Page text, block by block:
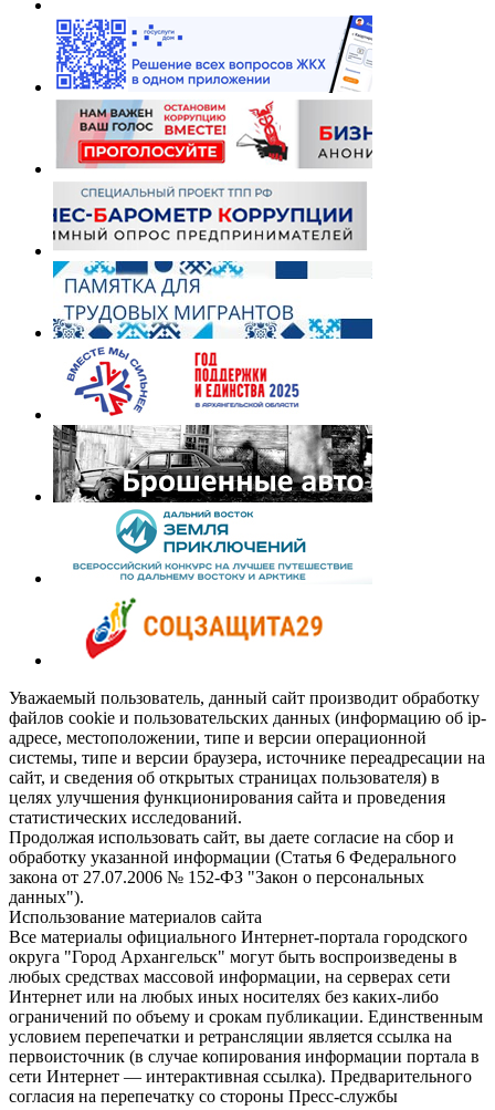
Уважаемый пользователь, данный сайт производит обработку
файлов cookie и пользовательских данных (информацию об ip-
адресе, местоположении, типе и версии операционной
системы, типе и версии браузера, источнике переадресации на
сайт, и сведения об открытых страницах пользователя) в
целях улучшения функционирования сайта и проведения
статистических исследований.
Продолжая использовать сайт, вы даете согласие на сбор и
обработку указанной информации (Статья 6 Федерального
закона от 27.07.2006 № 152-ФЗ "Закон о персональных
данных").
Использование материалов сайта
Все материалы официального Интернет-портала городского
округа "Город Архангельск" могут быть воспроизведены в
любых средствах массовой информации, на серверах сети
Интернет или на любых иных носителях без каких-либо
ограничений по объему и срокам публикации. Единственным
условием перепечатки и ретрансляции является ссылка на
первоисточник (в случае копирования информации портала в
сети Интернет — интерактивная ссылка). Предварительного
согласия на перепечатку со стороны Пресс-службы